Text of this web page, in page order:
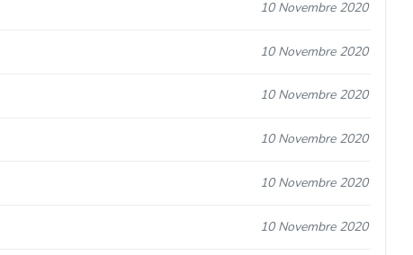
10 Novembre 2020
10 Novembre 2020
10 Novembre 2020
10 Novembre 2020
10 Novembre 2020
10 Novembre 2020